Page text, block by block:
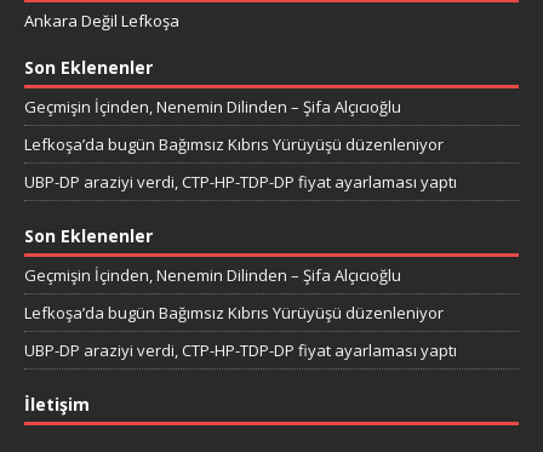
Ankara Değil Lefkoşa
Son Eklenenler
Geçmişin İçinden, Nenemin Dilinden – Şifa Alçıcıoğlu
Lefkoşa’da bugün Bağımsız Kıbrıs Yürüyüşü düzenleniyor
UBP-DP araziyi verdi, CTP-HP-TDP-DP fiyat ayarlaması yaptı
Son Eklenenler
Geçmişin İçinden, Nenemin Dilinden – Şifa Alçıcıoğlu
Lefkoşa’da bugün Bağımsız Kıbrıs Yürüyüşü düzenleniyor
UBP-DP araziyi verdi, CTP-HP-TDP-DP fiyat ayarlaması yaptı
İletişim